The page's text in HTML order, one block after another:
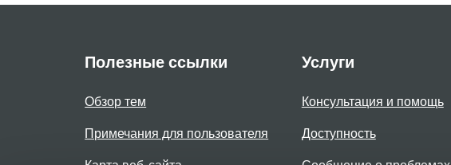
Полезные ссылки
Обзор тем
Примечания для пользователя
Услуги
Консультация и помощь
Доступность